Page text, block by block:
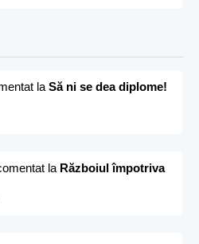
la Să ni se dea diplome!
la Războiul împotriva